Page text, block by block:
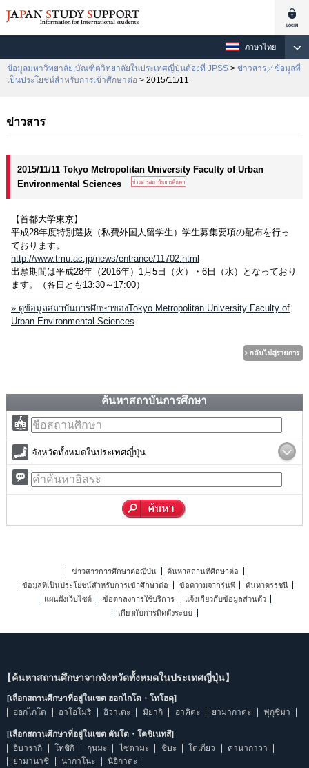
ภาษาไทย
ข้อมูลมหาวิทยาลัย,บัณฑิตวิทยาลัยในประเทศญี่ปุ่นต้องที่ JPSS > ข่าวสาร／ข้อมูลที่
เป็นประโยชน์สำหรับการเข้าศึกษาต่อ > 2015/11/11
ข่าวสาร
2015/11/11 Tokyo Metropolitan University Faculty of Urban
Environmental Sciences
【首都大学東京】
平成28年度特別選抜（私費外国人留学生）学生募集要項の配布を行っ
ております。
http://www.tmu.ac.jp/news/entrance/11702.html
出願期間は平成28年（2016年）1月5日（火）・6日（水）となっており
ます。（各日とも13:30～17:00）
» ดูข้อมูลสถาบันการศึกษาของTokyo Metropolitan University Faculty of
Urban Environmental Sciences
ค้นหาสถาบันการศึกษา
จังหวัดทั้งหมดในประเทศญี่ปุ่น
ข่าวสารการศึกษาต่อญี่ปุ่น
ค้นหาสถานที่ศึกษาต่อ
ข้อมูลที่เป็นประโยชน์สำหรับการเข้าศึกษาต่อ
ข้อความจากรุ่นพี่
ค้นหาดรรชนี
แผนผังเว็บไซต์
ข้อตกลงการใช้บริการ
แจ้งเกี่ยวกับข้อมูลส่วนตัว
เกี่ยวกับการติดตั้งระบบ
【ค้นหาสถานศึกษาจากจังหวัดทั้งหมดในประเทศญี่ปุ่น】
[เลือกสถานศึกษาที่อยู่ในเขต ฮอกไกโด・โทโฮคุ]
ฮอกไกโด
อาโอโมริ อิวาเตะ มิยากิ อาคิตะ ยามากาตะ ฟุกุชิมา
[เลือกสถานศึกษาที่อยู่ในเขต คันโต・โคชิเนทสึ]
อิบารากิ
โทชิกิ กุนมะ ไซตามะ ชิบะ โตเกียว
คานากาวา
ยามานาชิ
นากาโนะ นิอิกาตะ